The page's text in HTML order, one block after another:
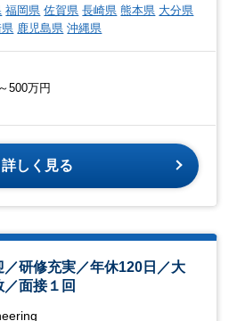
福岡県 佐賀県 長崎県 熊本県 大分県
鹿児島県 沖縄県
500万円
詳しく見る
研修充実／年休120日／大
面接１回